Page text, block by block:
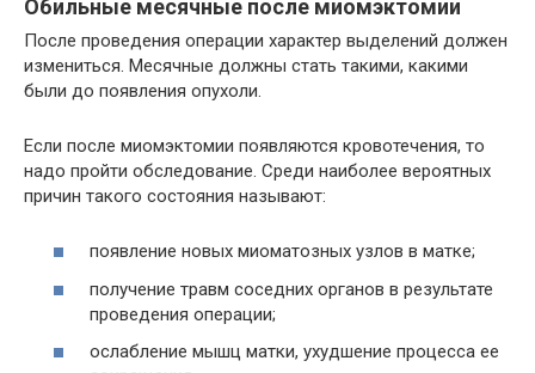
Обильные месячные после миомэктомии
После проведения операции характер выделений должен
измениться. Месячные должны стать такими, какими
были до появления опухоли.
Если после миомэктомии появляются кровотечения, то
надо пройти обследование. Среди наиболее вероятных
причин такого состояния называют:
появление новых миоматозных узлов в матке;
получение травм соседних органов в результате
проведения операции;
ослабление мышц матки, ухудшение процесса ее